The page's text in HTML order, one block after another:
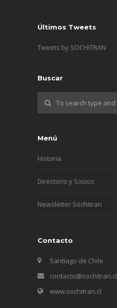
Últimos Tweets
Tweets by SOCHITRAN
Buscar
Menú
Historia
Directorio y Socios
Newsletter Sochitran
Contacto
Santiago de Chile
contacto@sochitran.cl
www.sochitran.cl